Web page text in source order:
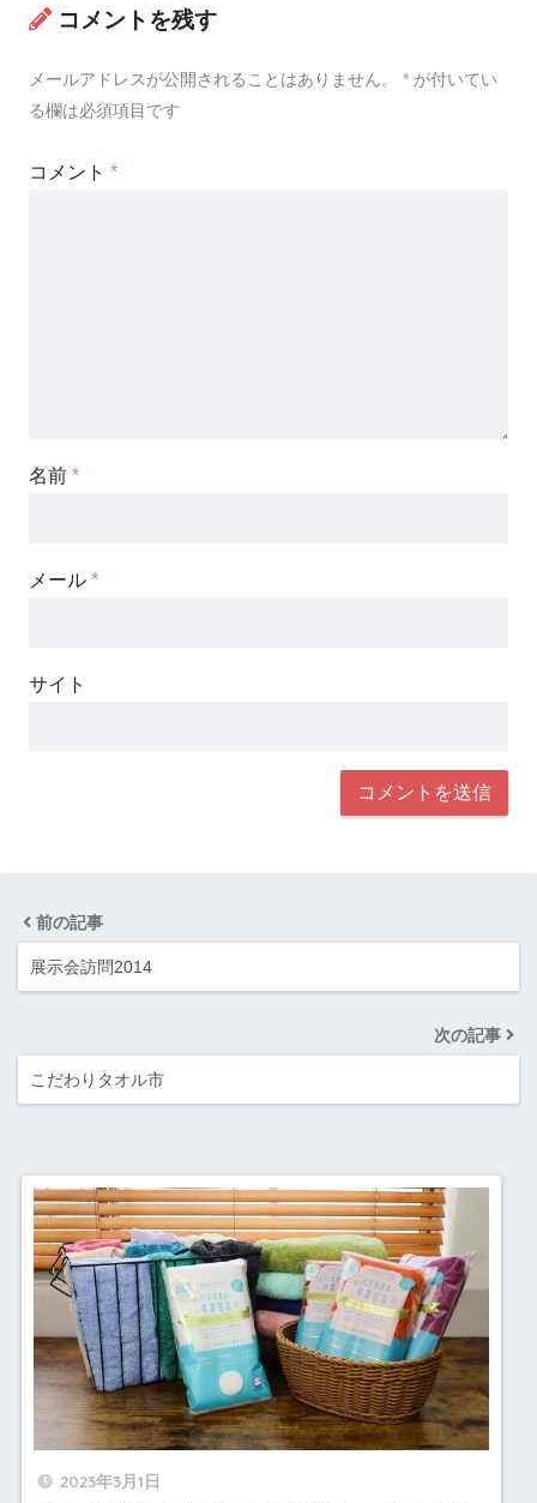
コメントを残す
メールアドレスが公開されることはありません。 * が付いてい
る欄は必須項目です
コメント *
名前 *
メール *
サイト
前の記事
展示会訪問2014
次の記事
こだわりタオル市
2023年3月1日